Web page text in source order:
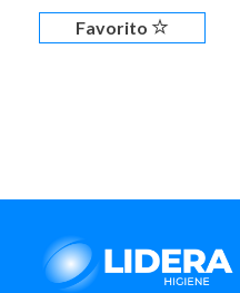
Favorito